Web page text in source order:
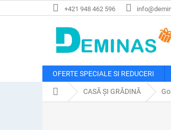
la
+421 948 462 596
OFERTE SPECIALE SI REDUCERI
Acasă CASĂ ȘI GRĂDINĂ